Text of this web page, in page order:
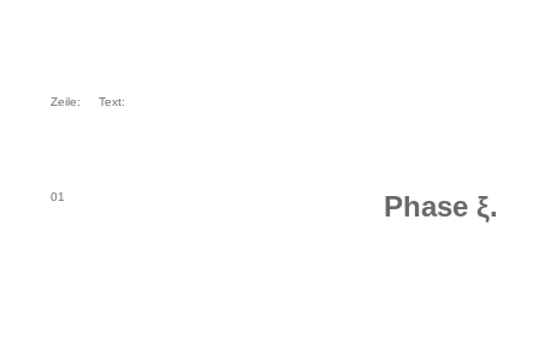
Zeile: Text:
01 Phase ξ.